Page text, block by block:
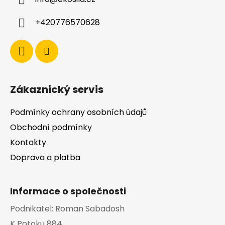
+420776570628
Zákaznický servis
Podmínky ochrany osobních údajů
Obchodní podmínky
Kontakty
Doprava a platba
Informace o společnosti
Podnikatel: Roman Sabadosh